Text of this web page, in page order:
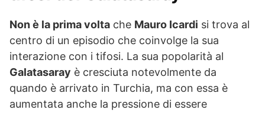
Non è la prima volta che Mauro Icardi si trova al
centro di un episodio che coinvolge la sua
interazione con i tifosi. La sua popolarità al
Galatasaray è cresciuta notevolmente da
quando è arrivato in Turchia, ma con essa è
aumentata anche la pressione di essere